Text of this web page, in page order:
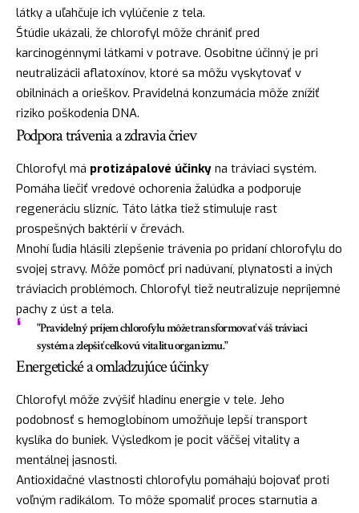
látky a uľahčuje ich vylúčenie z tela.
Štúdie ukázali, že chlorofyl môže chrániť pred
karcinogénnymi látkami v potrave. Osobitne účinný je pri
neutralizácii aflatoxínov, ktoré sa môžu vyskytovať v
obilninách a orieškov. Pravidelná konzumácia môže znížiť
riziko poškodenia DNA.
Podpora trávenia a zdravia čriev
Chlorofyl má protizápalové účinky na tráviaci systém.
Pomáha liečiť vredové ochorenia žalúdka a podporuje
regeneráciu slizníc. Táto látka tiež stimuluje rast
prospešných baktérií v črevách.
Mnohí ľudia hlásili zlepšenie trávenia po pridaní chlorofylu do
svojej stravy. Môže pomôcť pri nadúvaní, plynatosti a iných
tráviacich problémoch. Chlorofyl tiež neutralizuje nepríjemné
pachy z úst a tela.
"Pravidelný príjem chlorofylu môže transformovať váš tráviaci
systém a zlepšiť celkovú vitalitu organizmu."
Energetické a omladzujúce účinky
Chlorofyl môže zvýšiť hladinu energie v tele. Jeho
podobnosť s hemoglobínom umožňuje lepší transport
kyslíka do buniek. Výsledkom je pocit väčšej vitality a
mentálnej jasnosti.
Antioxidačné vlastnosti chlorofylu pomáhajú bojovať proti
voľným radikálom. To môže spomaliť proces starnutia a